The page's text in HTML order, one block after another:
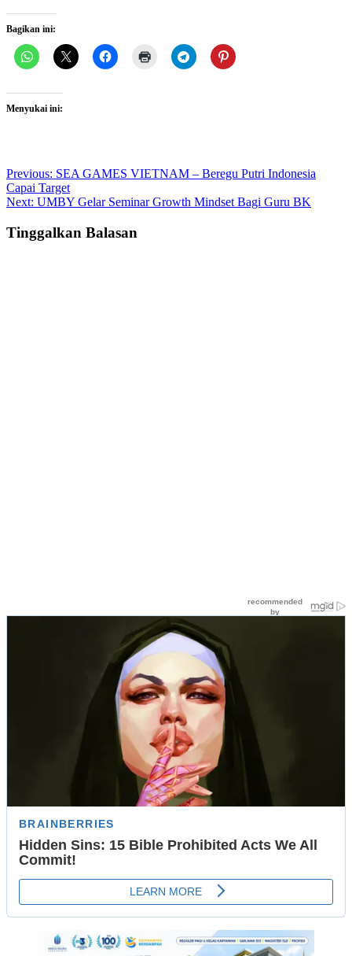
Bagikan ini:
Menyukai ini:
Post
navigation
Previous: SEA GAMES VIETNAM – Beregu Putri Indonesia
Capai Target
Next: UMBY Gelar Seminar Growth Mindset Bagi Guru BK
Tinggalkan Balasan